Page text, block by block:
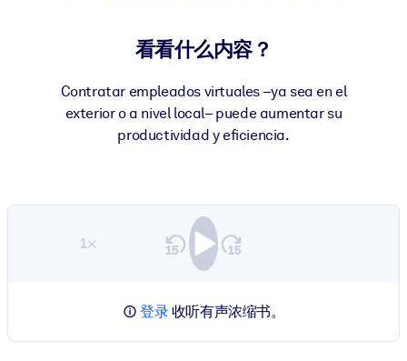
面向人工智能系统
结果。
看看什么内容？
Contratar empleados virtuales –ya sea en el
exterior o a nivel local– puede aumentar su
productividad y eficiencia.
1×
登录收听有声浓缩书。